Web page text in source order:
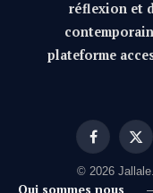
réflexion et
plateforme
Facebook
X
© 2026
Qui sommes nous